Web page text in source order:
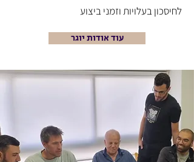
לחיסכון בעלויות וזמני ביצוע
עוד אודות יוגר